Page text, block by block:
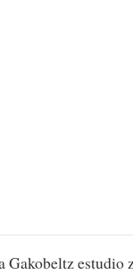
Gakobeltz